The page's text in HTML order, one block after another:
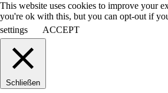
This website uses cookies to improve your
you're ok with this, but you can opt-out if
settings
ACCEPT
Schließen